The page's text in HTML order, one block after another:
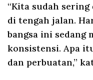
“Kita sudah
di tengah jalan.
bangsa ini sedang
konsistensi. Apa
dan perbuatan,”